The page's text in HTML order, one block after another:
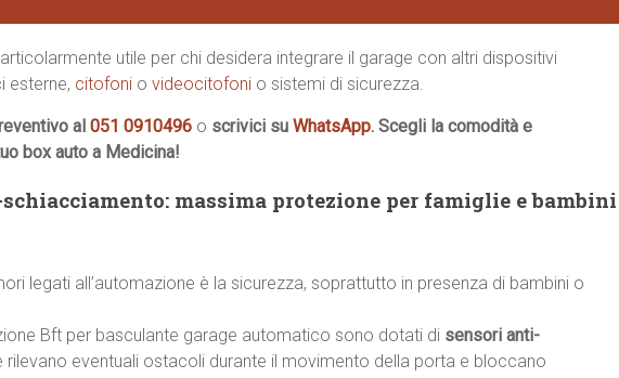
utile per chi desidera integrare il garage con altri dispositivi
esterne, citofoni o videocitofoni o sistemi di sicurezza.
al 051 0910496 o scrivici su WhatsApp. Scegli la comodità e
box auto a Medicina!
massima protezione per famiglie e bambini
legati all’automazione è la sicurezza, soprattutto in presenza di bambini o
Bft per basculante garage automatico sono dotati di sensori anti-
rilevano eventuali ostacoli durante il movimento della porta e bloccano